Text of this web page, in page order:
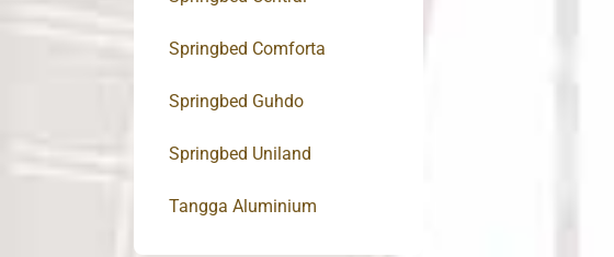
Springbed Comforta
Springbed Guhdo
Springbed Uniland
Tangga Aluminium